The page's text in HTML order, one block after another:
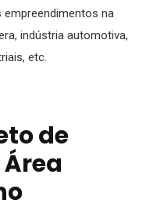
empreendimentos na
indústria automotiva,
etc.
de